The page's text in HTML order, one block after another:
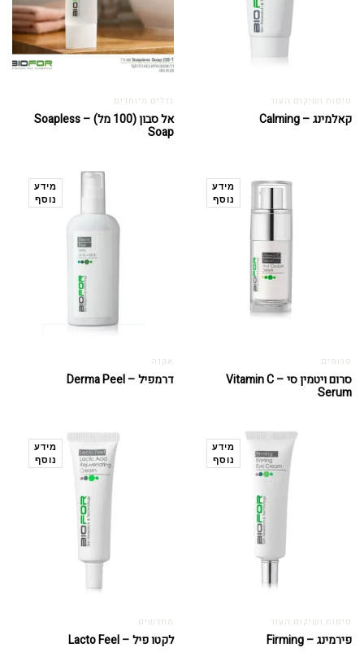
טיפוח ושיקום העור
קאלמינג – Calming
גדלים מיוחדים
אל סבון (100 מל) – Soapless
Soap
מידע
נוסף
סרומים
סרום ויטמין סי – Vitamin C
Serum
מידע
נוסף
אקנה
דרמפיל – Derma Peel
מידע
נוסף
טיפוח ושיקום העור
פירמינג – Firming
מידע
נוסף
מחדשים
לקטו פיל – Lacto Feel